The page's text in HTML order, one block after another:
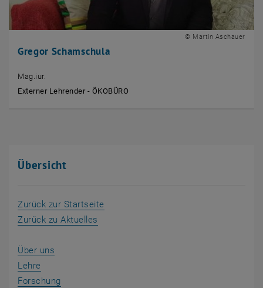
Gregor Schamschula
© Martin Aschauer
Mag.iur.
Externer Lehrender - ÖKOBÜRO
Übersicht
Zurück zur Startseite
Zurück zu Aktuelles
Über uns
Lehre
Forschung